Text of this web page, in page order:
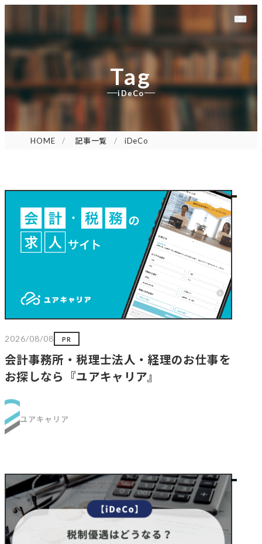
Tag
iDeCo
HOME 記事一覧 iDeCo
2026/08/08 PR
会計事務所・税理士法人・経理のお仕事を
お探しなら『ユアキャリア』
ユアキャリア